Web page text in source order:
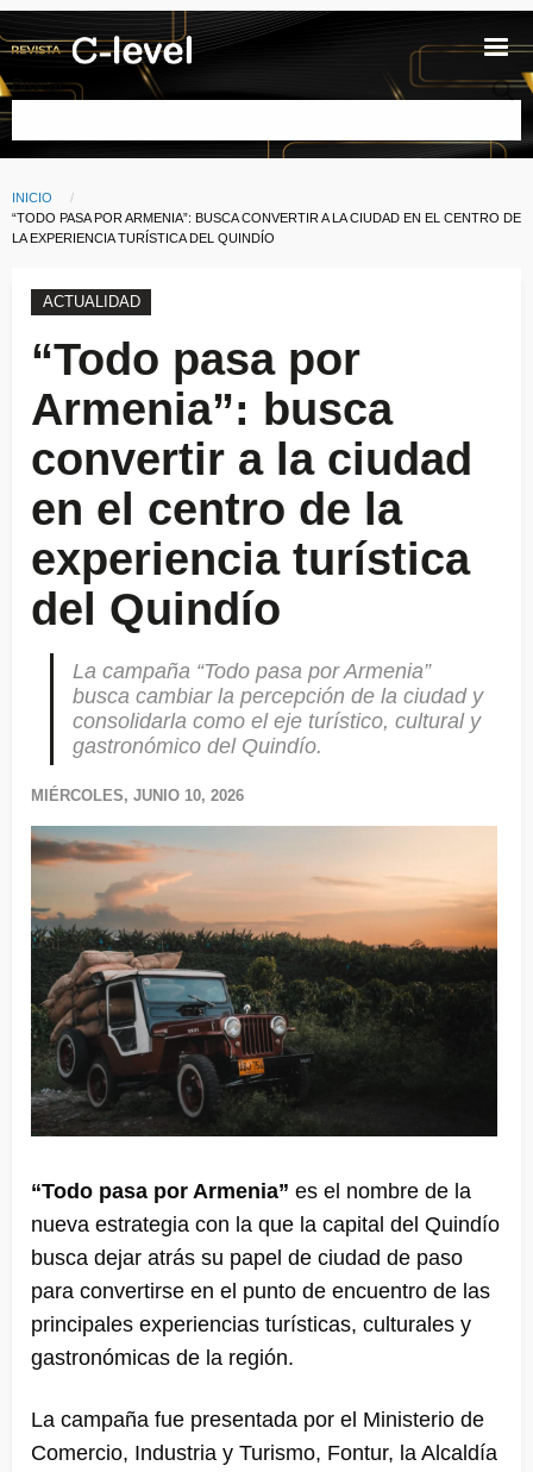
Pasar al contenido principal
Buscar
Ruta de navegación
INICIO
CURRENT:
“TODO PASA POR ARMENIA”: BUSCA CONVERTIR A LA CIUDAD EN EL CENTRO DE
LA EXPERIENCIA TURÍSTICA DEL QUINDÍO
ACTUALIDAD
“Todo pasa por
Armenia”: busca
convertir a la ciudad
en el centro de la
experiencia turística
del Quindío
La campaña “Todo pasa por Armenia”
busca cambiar la percepción de la ciudad y
consolidarla como el eje turístico, cultural y
gastronómico del Quindío.
MIÉRCOLES, JUNIO 10, 2026
“Todo pasa por Armenia” es el nombre de la
nueva estrategia con la que la capital del Quindío
busca dejar atrás su papel de ciudad de paso
para convertirse en el punto de encuentro de las
principales experiencias turísticas, culturales y
gastronómicas de la región.
La campaña fue presentada por el Ministerio de
Comercio, Industria y Turismo, Fontur, la Alcaldía